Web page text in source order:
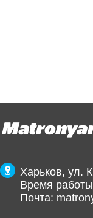
Харьков, ул.
Время
Почта: